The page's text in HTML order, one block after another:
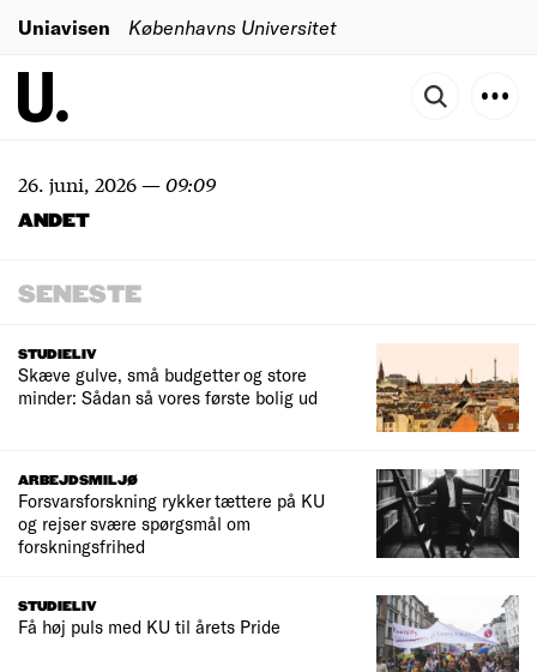
Uniavisen Københavns Universitet
26. juni, 2026—09:09
ANDET
SENESTE
STUDIELIV
Skæve gulve, små budgetter og store
minder: Sådan så vores første bolig ud
ARBEJDSMILJØ
Forsvarsforskning rykker tættere på KU
og rejser svære spørgsmål om
forskningsfrihed
STUDIELIV
Få høj puls med KU til årets Pride